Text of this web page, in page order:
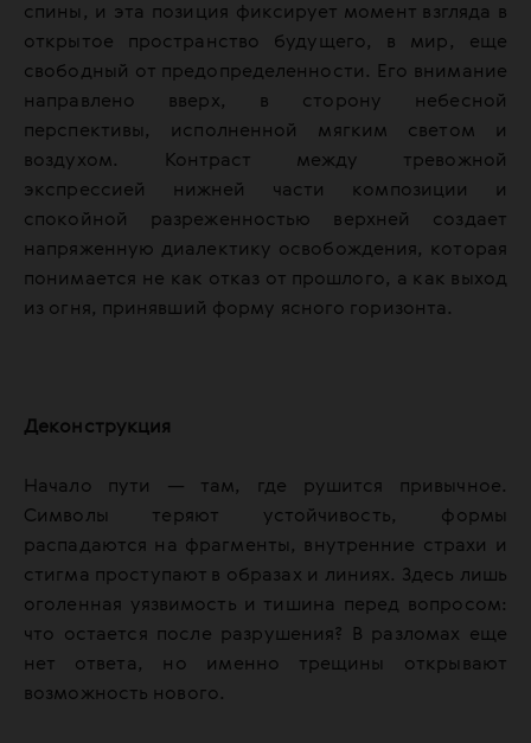
спины, и эта позиция фиксирует момент взгляда в
открытое пространство будущего, в мир, еще
свободный от предопределенности. Его внимание
направлено вверх, в сторону небесной
перспективы, исполненной мягким светом и
воздухом. Контраст между тревожной
экспрессией нижней части композиции и
спокойной разреженностью верхней создает
напряженную диалектику освобождения, которая
понимается не как отказ от прошлого, а как выход
из огня, принявший форму ясного горизонта.
Деконструкция
Начало пути — там, где рушится привычное.
Символы теряют устойчивость, формы
распадаются на фрагменты, внутренние страхи и
стигма проступают в образах и линиях. Здесь лишь
оголенная уязвимость и тишина перед вопросом:
что остается после разрушения? В разломах еще
нет ответа, но именно трещины открывают
возможность нового.